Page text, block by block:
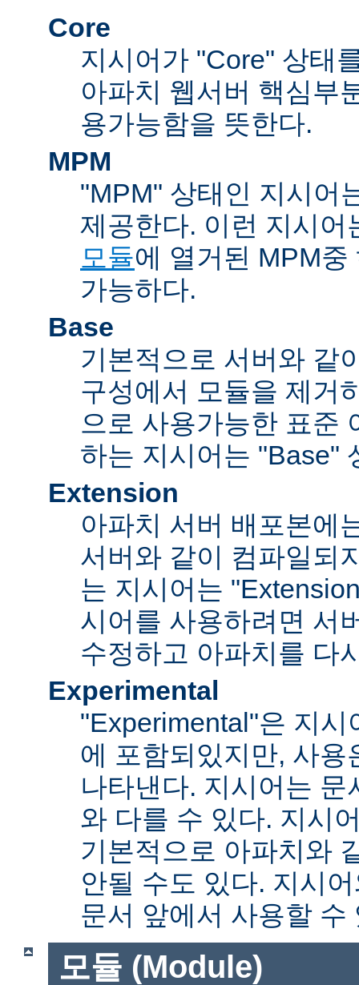
Core
지시어가 "Core" 상태
아파치 웹서버 핵심부
용가능함을 뜻한다.
MPM
"MPM" 상태인 지시어
제공한다. 이런 지시어
모듈에 열거된 MPM
가능하다.
Base
기본적으로 서버와 같
구성에서 모듈을 제거
으로 사용가능한 표준
하는 지시어는 "Base"
Extension
아파치 서버 배포본에
서버와 같이 컴파일되
는 지시어는
시어를 사용하려면 서
수정하고 아파치를 다
Experimental
"Experimental"은 지시
에 포함되있지만, 사용
나타낸다. 지시어는
와 다를 수 있다. 지시
기본적으로 아파치와
안될 수도 있다. 지시
문서 앞에서 사용할 수
모듈 (Module)